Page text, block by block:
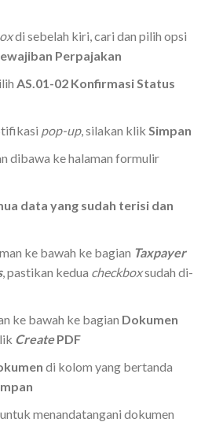
di sebelah kiri, cari dan pilih opsi
Perpajakan
AS.01-02 Konfirmasi Status
pop-up, silakan klik Simpan
dibawa ke halaman formulir
data yang sudah terisi dan
ke bawah ke bagian Taxpayer
, pastikan kedua checkboxsudah di-
ke bawah ke bagian Dokumen
CreatePDF
di kolom yang bertanda
menandatangani dokumen